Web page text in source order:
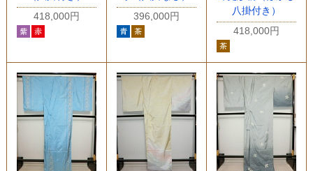
418,000円
396,000円
八掛付き）
418,000円